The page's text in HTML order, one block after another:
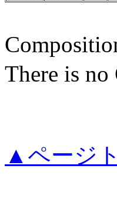
There is
▲ページ